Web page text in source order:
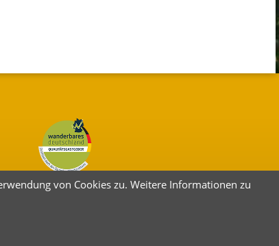
von Cookies zu. Weitere Informationen zu